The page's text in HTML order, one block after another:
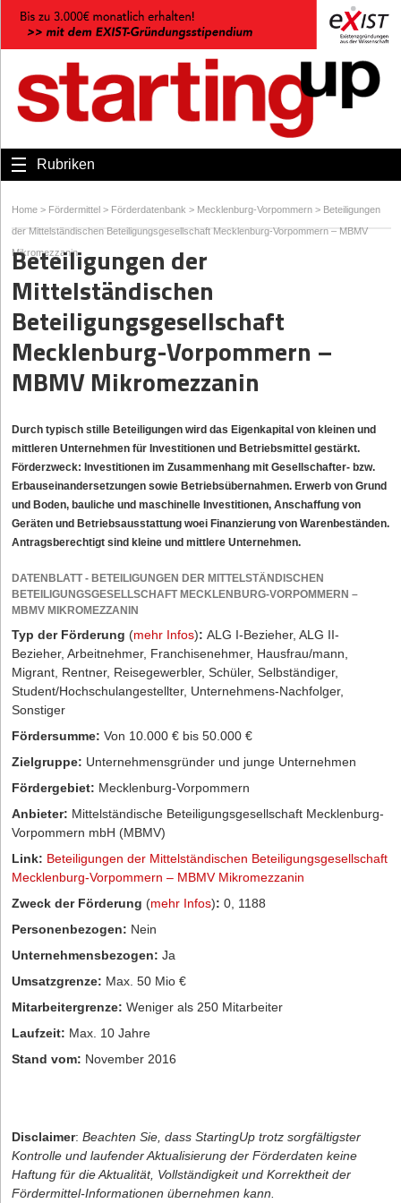
Rubriken
Home > Fördermittel > Förderdatenbank > Mecklenburg-Vorpommern > Beteiligungen
der Mittelständischen Beteiligungsgesellschaft Mecklenburg-Vorpommern – MBMV
Mikromezzanin
Beteiligungen der
Mittelständischen
Beteiligungsgesellschaft
Mecklenburg-Vorpommern –
MBMV Mikromezzanin
Durch typisch stille Beteiligungen wird das Eigenkapital von kleinen und
mittleren Unternehmen für Investitionen und Betriebsmittel gestärkt.
Förderzweck: Investitionen im Zusammenhang mit Gesellschafter- bzw.
Erbauseinandersetzungen sowie Betriebsübernahmen. Erwerb von Grund
und Boden, bauliche und maschinelle Investitionen, Anschaffung von
Geräten und Betriebsausstattung woei Finanzierung von Warenbeständen.
Antragsberechtigt sind kleine und mittlere Unternehmen.
DATENBLATT - BETEILIGUNGEN DER MITTELSTÄNDISCHEN
BETEILIGUNGSGESELLSCHAFT MECKLENBURG-VORPOMMERN –
MBMV MIKROMEZZANIN
Typ der Förderung (mehr Infos): ALG I-Bezieher, ALG II-
Bezieher, Arbeitnehmer, Franchisenehmer, Hausfrau/mann,
Migrant, Rentner, Reisegewerbler, Schüler, Selbständiger,
Student/Hochschulangestellter, Unternehmens-Nachfolger,
Sonstiger
Fördersumme: Von 10.000 € bis 50.000 €
Zielgruppe: Unternehmensgründer und junge Unternehmen
Fördergebiet: Mecklenburg-Vorpommern
Anbieter: Mittelständische Beteiligungsgesellschaft Mecklenburg-
Vorpommern mbH (MBMV)
Link: Beteiligungen der Mittelständischen Beteiligungsgesellschaft
Mecklenburg-Vorpommern – MBMV Mikromezzanin
Zweck der Förderung (mehr Infos): 0, 1188
Personenbezogen: Nein
Unternehmensbezogen: Ja
Umsatzgrenze: Max. 50 Mio €
Mitarbeitergrenze: Weniger als 250 Mitarbeiter
Laufzeit: Max. 10 Jahre
Stand vom: November 2016
Disclaimer: Beachten Sie, dass StartingUp trotz sorgfältigster
Kontrolle und laufender Aktualisierung der Förderdaten keine
Haftung für die Aktualität, Vollständigkeit und Korrektheit der
Fördermittel-Informationen übernehmen kann.